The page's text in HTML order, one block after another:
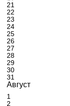
21
22
23
24
25
26
27
28
29
30
31
Август
1
2